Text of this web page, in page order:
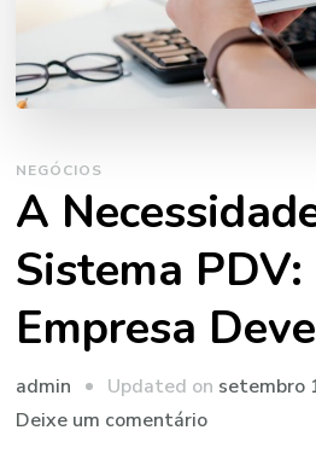
NEGÓCIOS
A
Sistema
Empresa
admin Updated on setembro
Deixe um comentárioem